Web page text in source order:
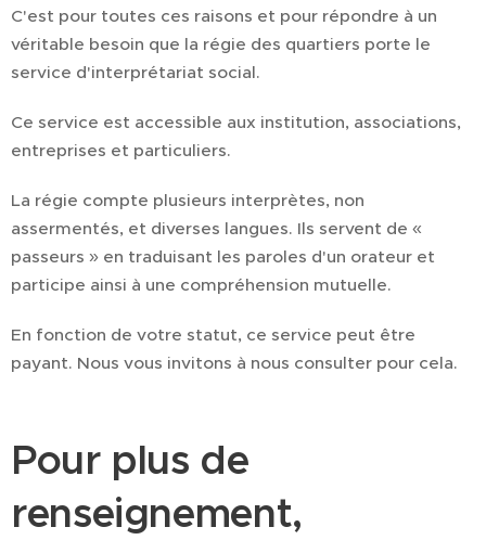
C'est pour toutes ces raisons et pour répondre à un
véritable besoin que la régie des quartiers porte le
service d'interprétariat social.
Ce service est accessible aux institution, associations,
entreprises et particuliers.
La régie compte plusieurs interprètes, non
assermentés, et diverses langues. Ils servent de «
passeurs » en traduisant les paroles d'un orateur et
participe ainsi à une compréhension mutuelle.
En fonction de votre statut, ce service peut être
payant. Nous vous invitons à nous consulter pour cela.
Pour plus de
renseignement,